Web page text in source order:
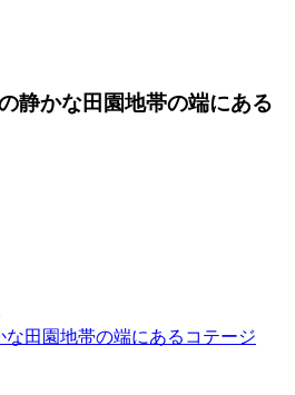
静かな田園地帯の端にある
な田園地帯の端にあるコテージ